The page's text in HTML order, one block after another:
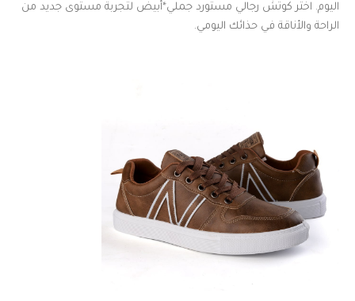
اليوم. اختر كوتش رجالي مستورد جملي*أبيض لتجربة مستوى جديد من
الراحة والأناقة في حذائك اليومي.